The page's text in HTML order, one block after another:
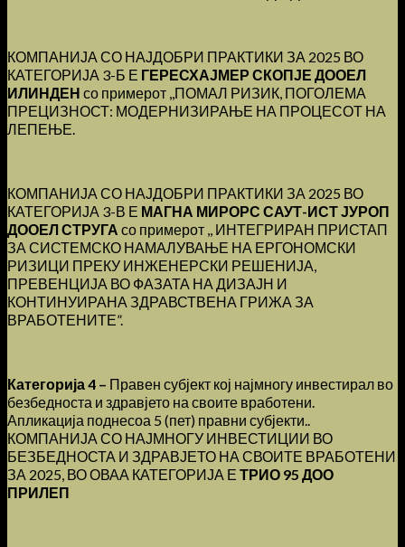
КОМПАНИЈА СО НАЈДОБРИ ПРАКТИКИ ЗА 2025 ВО
КАТЕГОРИЈА 3-Б Е ГЕРЕСХАЈМЕР СКОПЈЕ ДООЕЛ
ИЛИНДЕН со примерот ,,ПОМАЛ РИЗИК, ПОГОЛЕМА
ПРЕЦИЗНОСТ: МОДЕРНИЗИРАЊЕ НА ПРОЦЕСОТ НА
ЛЕПЕЊЕ.
КОМПАНИЈА СО НАЈДОБРИ ПРАКТИКИ ЗА 2025 ВО
КАТЕГОРИЈА 3-В Е МАГНА МИРОРС САУТ-ИСТ ЈУРОП
ДООЕЛ СТРУГА со примерот ,, ИНТЕГРИРАН ПРИСТАП
ЗА СИСТЕМСКО НАМАЛУВАЊЕ НА ЕРГОНОМСКИ
РИЗИЦИ ПРЕКУ ИНЖЕНЕРСКИ РЕШЕНИЈА,
ПРЕВЕНЦИЈА ВО ФАЗАТА НА ДИЗАЈН И
КОНТИНУИРАНА ЗДРАВСТВЕНА ГРИЖА ЗА
ВРАБОТЕНИТЕ”.
Категорија 4 – Правен субјект кој најмногу инвестирал во
безбедноста и здравјето на своите вработени.
Апликација поднесоа 5 (пет) правни субјекти..
КОМПАНИЈА СО НАЈМНОГУ ИНВЕСТИЦИИ ВО
БЕЗБЕДНОСТА И ЗДРАВЈЕТО НА СВОИТЕ ВРАБОТЕНИ
ЗА 2025, ВО ОВАА КАТЕГОРИЈА Е ТРИО 95 ДОО
ПРИЛЕП